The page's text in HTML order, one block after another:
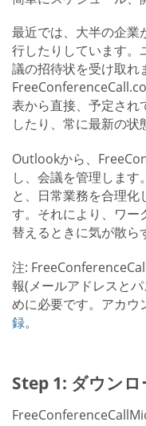
最近では、大半の企業
行したりしています。
議の招待状を受け取
表から直接、予定され
したり、常に最新の状
Outlookから、
し、会議を管理しま
と、日常業務を合理化
す。それにより、ワー
替えるときに気が散ら
注:
報(メールアドレスと
めに必要です。アカウ
録。
Step 1: ダウンロ